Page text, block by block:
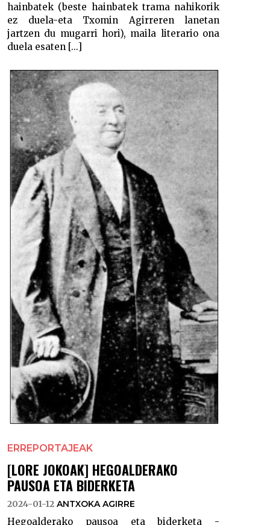
hainbatek (beste hainbatek trama nahikorik
ez duela-eta Txomin Agirreren lanetan
jartzen du mugarri hori), maila literario ona
duela esaten [...]
ERREPORTAJEAK
[LORE JOKOAK] HEGOALDERAKO
PAUSOA ETA BIDERKETA
2024-01-12 ANTXOKA AGIRRE
Hegoalderako pausoa eta biderketa -